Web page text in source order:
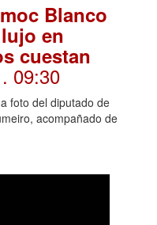
Blanco
en
cuestan
. 09:30
foto del diputado de
acompañado de